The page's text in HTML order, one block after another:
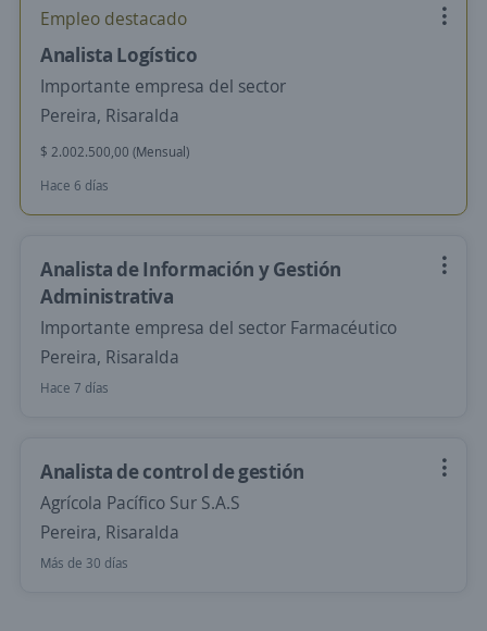
Empleo destacado
Analista Logístico
Importante empresa del sector
Pereira, Risaralda
$ 2.002.500,00 (Mensual)
Hace 6 días
Analista de Información y Gestión
Administrativa
Importante empresa del sector Farmacéutico
Pereira, Risaralda
Hace 7 días
Analista de control de gestión
Agrícola Pacífico Sur S.A.S
Pereira, Risaralda
Más de 30 días